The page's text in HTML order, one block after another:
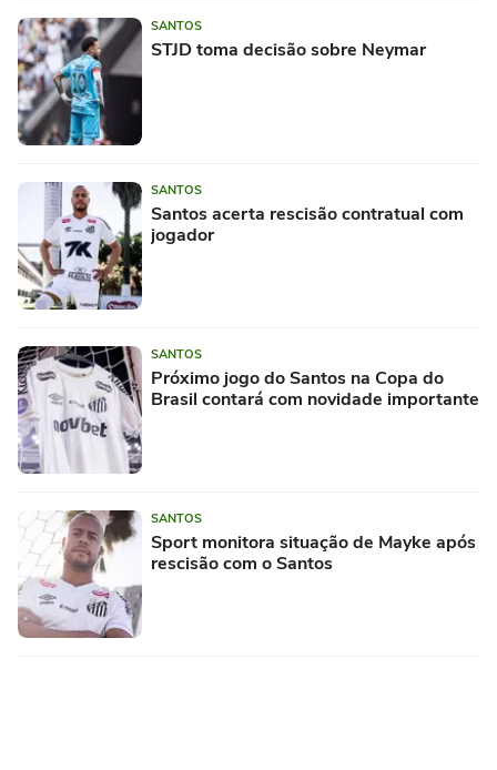
SANTOS
STJD toma decisão sobre Neymar
SANTOS
Santos acerta rescisão contratual com
jogador
SANTOS
Próximo jogo do Santos na Copa do
Brasil contará com novidade importante
SANTOS
Sport monitora situação de Mayke após
rescisão com o Santos